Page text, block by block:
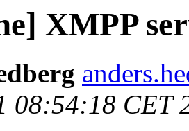
XMPP
08:54:18 CET